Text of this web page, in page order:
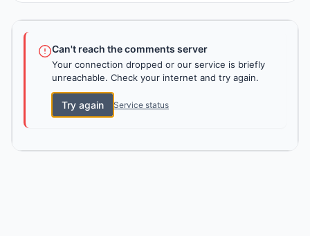
Can't reach the comments server
Your connection dropped or our service is briefly
unreachable. Check your internet and try again.
Try again Service status